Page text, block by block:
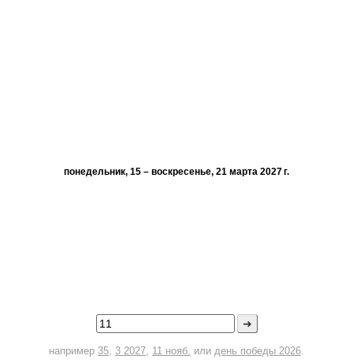
понедельник, 15 – воскресенье, 21 марта 2027 г.
➜
например 35, 3 2027, 11 нояб. или день победы 2026.